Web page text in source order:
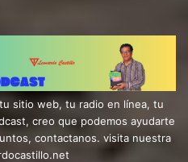
sitio web, tu radio en línea, tu
creo que podemos ayudarte
contactanos. visita nuestra